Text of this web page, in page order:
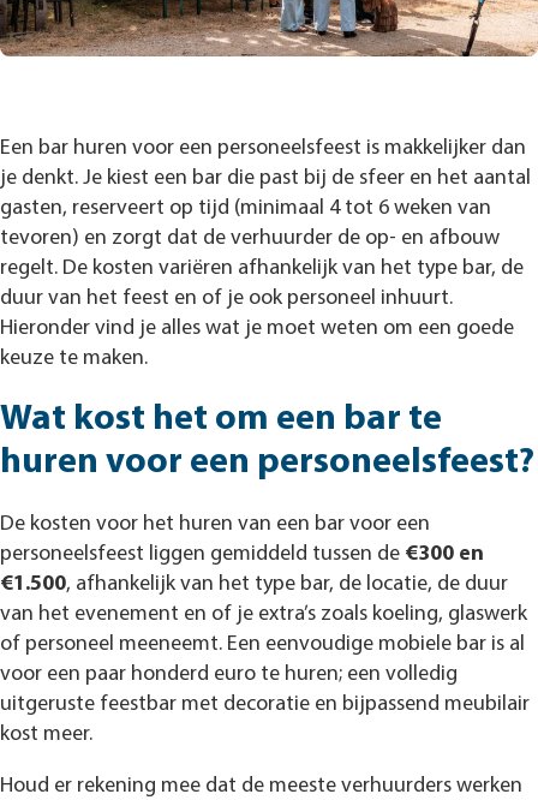
Een bar huren voor een personeelsfeest is makkelijker dan
je denkt. Je kiest een bar die past bij de sfeer en het aantal
gasten, reserveert op tijd (minimaal 4 tot 6 weken van
tevoren) en zorgt dat de verhuurder de op- en afbouw
regelt. De kosten variëren afhankelijk van het type bar, de
duur van het feest en of je ook personeel inhuurt.
Hieronder vind je alles wat je moet weten om een goede
keuze te maken.
Wat kost het om een bar te
huren voor een personeelsfeest?
De kosten voor het huren van een bar voor een
personeelsfeest liggen gemiddeld tussen de €300 en
€1.500, afhankelijk van het type bar, de locatie, de duur
van het evenement en of je extra’s zoals koeling, glaswerk
of personeel meeneemt. Een eenvoudige mobiele bar is al
voor een paar honderd euro te huren; een volledig
uitgeruste feestbar met decoratie en bijpassend meubilair
kost meer.
Houd er rekening mee dat de meeste verhuurders werken